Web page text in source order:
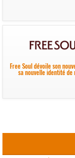
Free Soul dévoile son
sa nouvelle identité de